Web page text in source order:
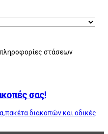
στάσεων
σας!
διακοπών και οδικές